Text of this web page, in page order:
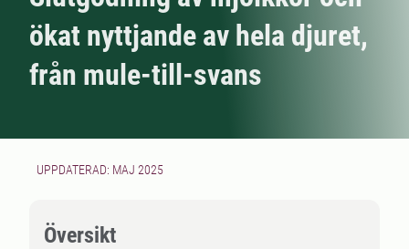
ökat nyttjande av hela djuret,
från mule-till-svans
UPPDATERAD: MAJ 2025
Översikt